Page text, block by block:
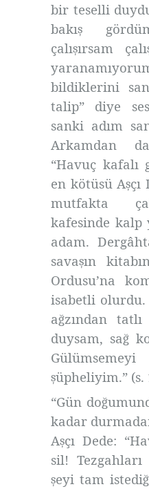
bir teselli
bakış
çalışırsam çalı
bildiklerini
talip” diye
sanki adım
Arkamdan
“Havuç kafalı
en kötüsü Aşçı
mutfakta
kafesinde kalp
adam.
savaşın
Ordusu’na
isabetli
ağzından
duysam, sağ
şüpheliyim.” (s.
“Gün doğ
kadar
Aşçı Dede:
sil!
şeyi tam istediğ